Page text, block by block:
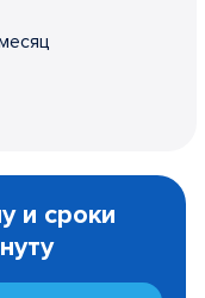
и сроки